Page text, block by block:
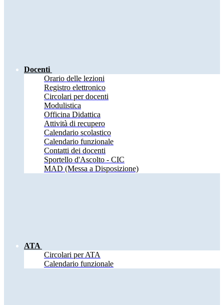
Docenti
Orario delle lezioni
Registro elettronico
Circolari per docenti
Modulistica
Officina Didattica
Attività di recupero
Calendario scolastico
Calendario funzionale
Contatti dei docenti
Sportello d'Ascolto - CIC
MAD (Messa a Disposizione)
ATA
Circolari per ATA
Calendario funzionale